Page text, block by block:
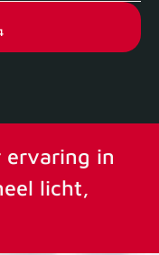
ervaring in
licht,